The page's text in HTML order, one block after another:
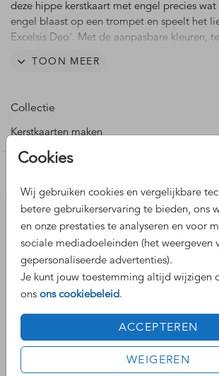
Cookies
Wij gebruiken cookies en vergelijkbare
betere gebruikerservaring te bieden, ons
en onze prestaties te analyseren en voor
sociale mediadoeleinden (het weergeven
gepersonaliseerde advertenties).
Je kunt jouw toestemming altijd wijzigen
ons ons cookiebeleid.
ACCEPTEREN
WEIGEREN
deze hippe kerstkaart met engel precies
engel blaast op een trompet en speelt het
Excelsis Deo´. Met de aanpasbare kleuren,
maken.TOON MEER
Collectie
Kerstkaarten maken